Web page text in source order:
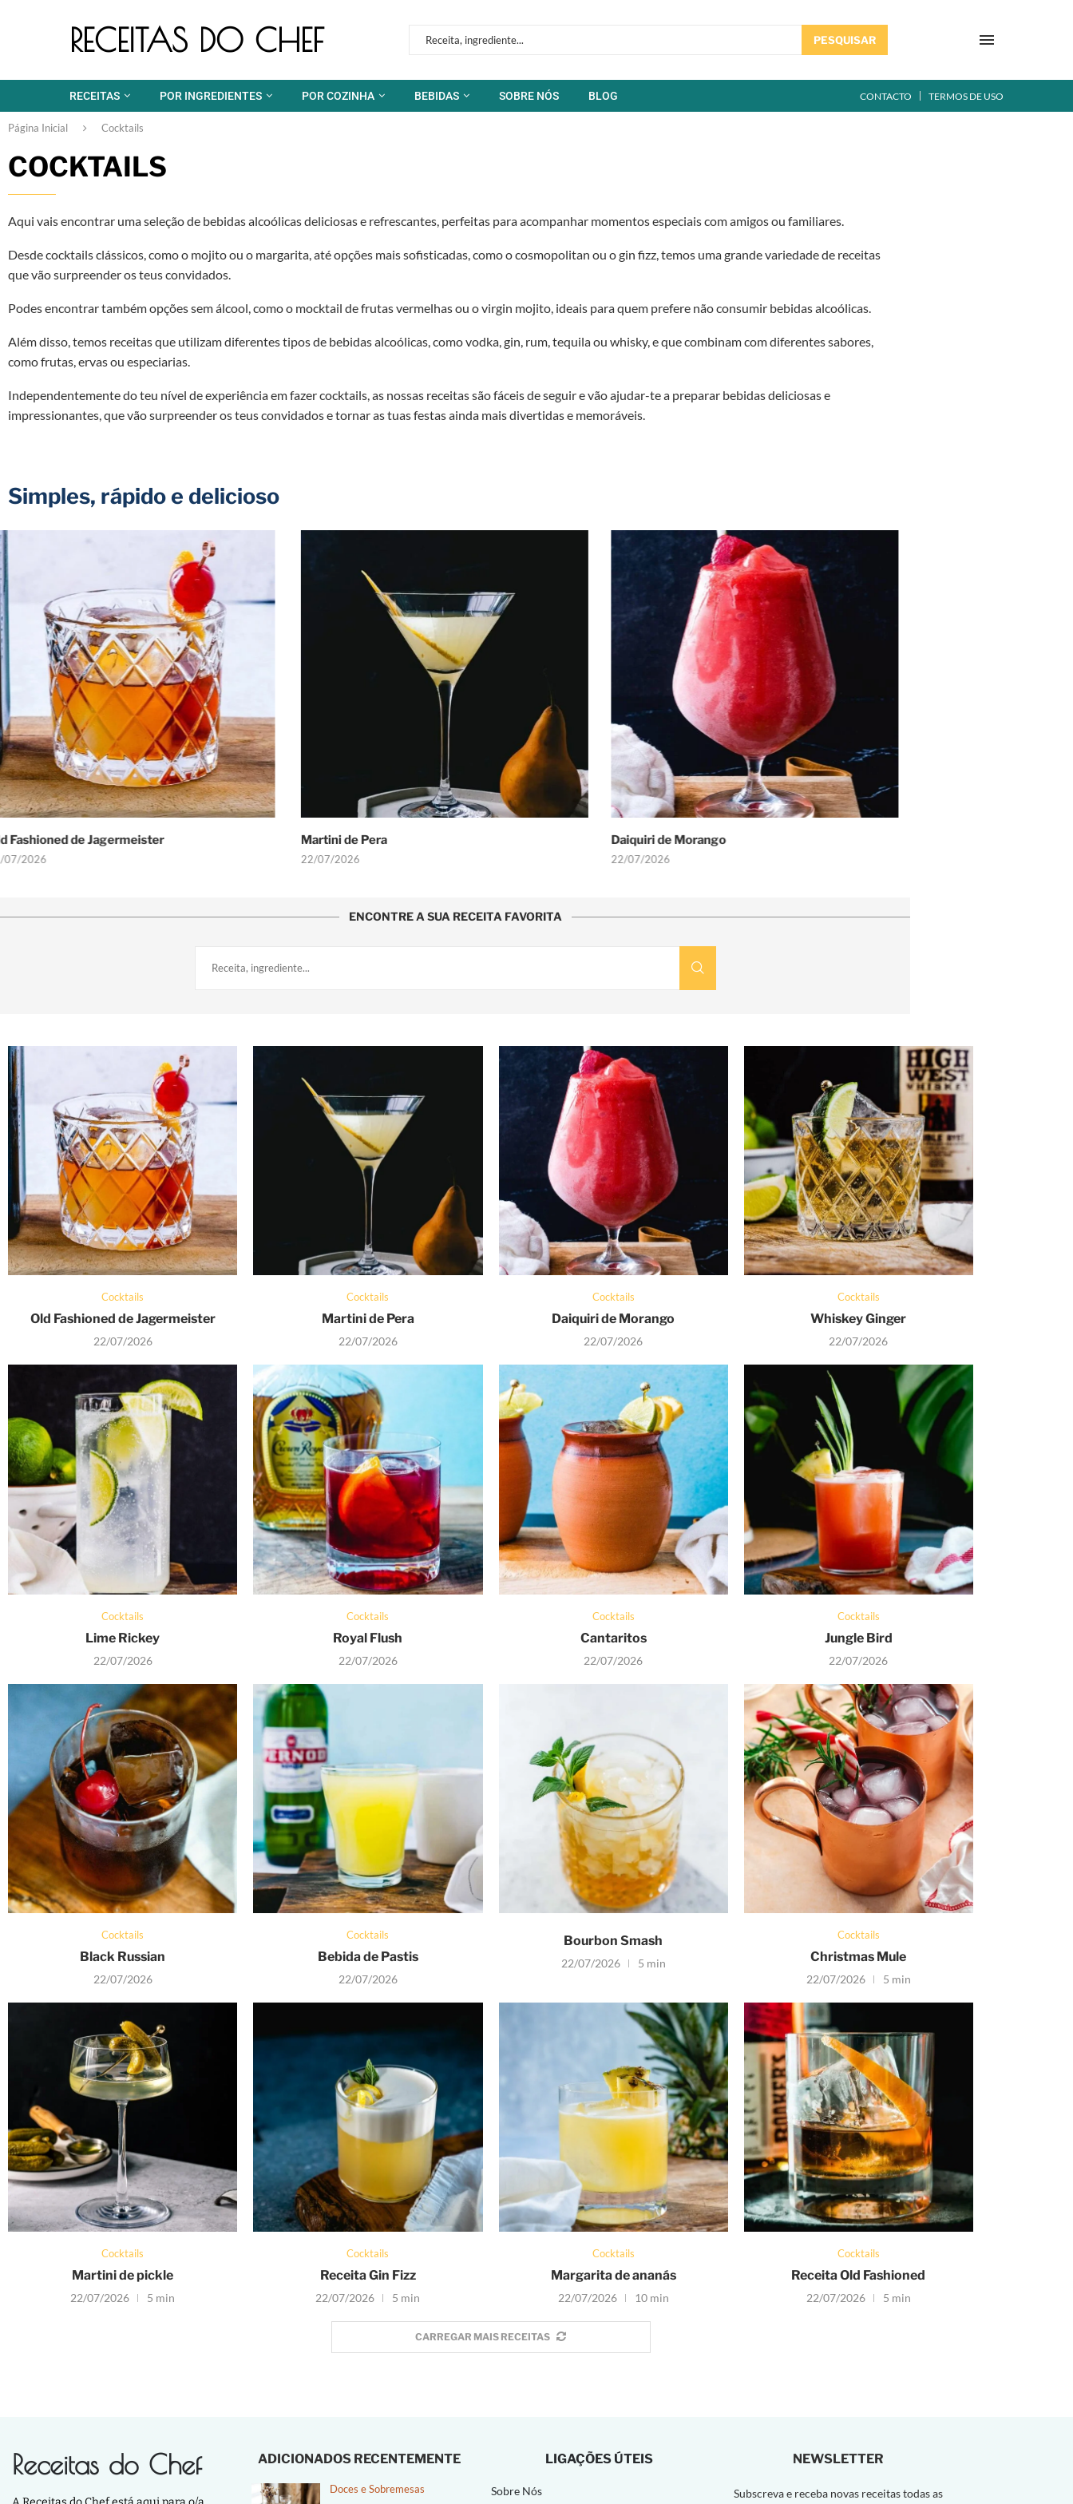
RECEITAS DO CHEF PESQUISAR
RECEITAS POR INGREDIENTES POR COZINHA BEBIDAS SOBRE NÓS BLOG CONTACTO TERMOS DE USO
Página Inicial Cocktails
COCKTAILS
Aqui vais encontrar uma seleção de bebidas alcoólicas deliciosas e refrescantes, perfeitas para acompanhar momentos especiais com amigos ou familiares.
Desde cocktails clássicos, como o mojito ou o margarita, até opções mais sofisticadas, como o cosmopolitan ou o gin fizz, temos uma grande variedade de receitas
que vão surpreender os teus convidados.
Podes encontrar também opções sem álcool, como o mocktail de frutas vermelhas ou o virgin mojito, ideais para quem prefere não consumir bebidas alcoólicas.
Além disso, temos receitas que utilizam diferentes tipos de bebidas alcoólicas, como vodka, gin, rum, tequila ou whisky, e que combinam com diferentes sabores,
como frutas, ervas ou especiarias.
Independentemente do teu nível de experiência em fazer cocktails, as nossas receitas são fáceis de seguir e vão ajudar-te a preparar bebidas deliciosas e
impressionantes, que vão surpreender os teus convidados e tornar as tuas festas ainda mais divertidas e memoráveis.
Simples, rápido e delicioso
Martini de Pera
22/07/2026
Daiquiri de Morango
22/07/2026
Whiskey Ginger
22/07/2026
ENCONTRE A SUA RECEITA FAVORITA
Cocktails
Old Fashioned de Jagermeister
22/07/2026
Cocktails
Martini de Pera
22/07/2026
Cocktails
Daiquiri de Morango
22/07/2026
Cocktails
Whiskey Ginger
22/07/2026
Cocktails
Lime Rickey
22/07/2026
Cocktails
Royal Flush
22/07/2026
Cocktails
Cantaritos
22/07/2026
Cocktails
Jungle Bird
22/07/2026
Cocktails
Black Russian
22/07/2026
Cocktails
Bebida de Pastis
22/07/2026
Bourbon Smash
22/07/2026 5 min
Cocktails
Christmas Mule
22/07/2026 5 min
Cocktails
Martini de pickle
22/07/2026 5 min
Cocktails
Receita Gin Fizz
22/07/2026 5 min
Cocktails
Margarita de ananás
22/07/2026 10 min
Cocktails
Receita Old Fashioned
22/07/2026 5 min
CARREGAR MAIS RECEITAS
Receitas do Chef ADICIONADOS RECENTEMENTE
Doces e Sobremesas
LIGAÇÕES ÚTEIS
Sobre Nós
NEWSLETTER
Subscreva e receba novas receitas todas as